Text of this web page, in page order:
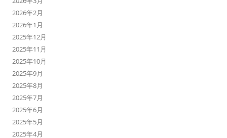
2026年2月
2026年1月
2025年12月
2025年11月
2025年10月
2025年9月
2025年8月
2025年7月
2025年6月
2025年5月
2025年4月